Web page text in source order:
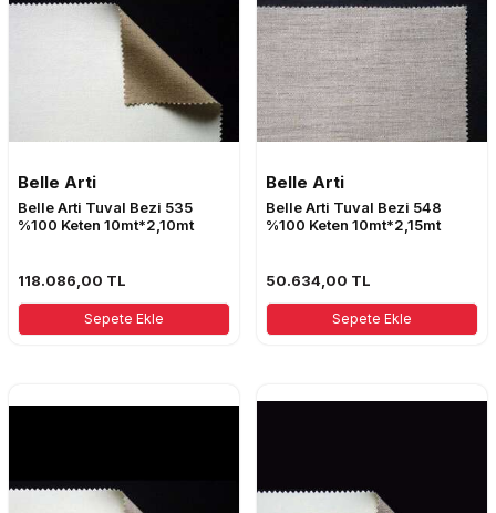
Belle Arti
Belle Arti Tuval Bezi 535
%100 Keten 10mt*2,10mt
118.086,00 TL
Sepete Ekle
Belle Arti
Belle Arti Tuval Bezi 548
%100 Keten 10mt*2,15mt
50.634,00 TL
Sepete Ekle